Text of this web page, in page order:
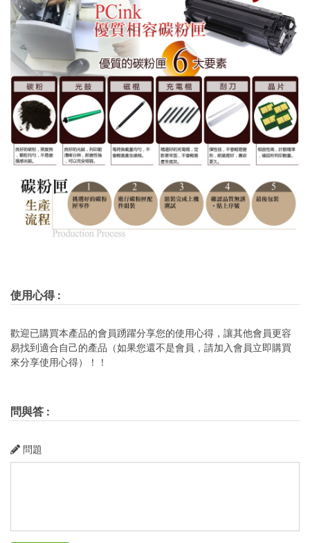
使用心得:
歡迎已購買本產品的會員踴躍分享您的使用心得，讓其他會員更容
易找到適合自己的產品（如果您還不是會員，請加入會員立即購買
來分享使用心得）！！
問與答 :
問題